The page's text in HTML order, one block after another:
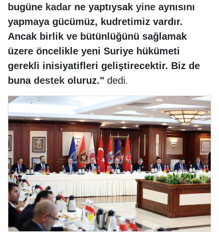
bugüne kadar ne yaptıysak yine aynısını
yapmaya gücümüz, kudretimiz vardır.
Ancak birlik ve bütünlüğünü sağlamak
üzere öncelikle yeni Suriye hükümeti
gerekli inisiyatifleri geliştirecektir. Biz de
buna destek oluruz." dedi.